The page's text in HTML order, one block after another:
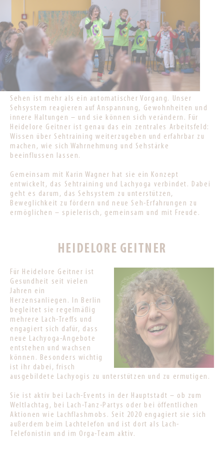
Sehen ist mehr als ein automatischer Vorgang. Unser
Sehsystem reagieren auf Anspannung, Gewohnheiten und
innere Haltungen – und sie können sich verändern. Für
Heidelore Geitner ist genau das ein zentrales Arbeitsfeld:
Wissen über Sehtraining weiterzugeben und erfahrbar zu
machen, wie sich Wahrnehmung und Sehstärke
beeinflussen lassen.
Gemeinsam mit Karin Wagner hat sie ein Konzept
entwickelt, das Sehtraining und Lachyoga verbindet. Dabei
geht es darum, das Sehsystem zu unterstützen,
Beweglichkeit zu fördern und neue Seh-Erfahrungen zu
ermöglichen – spielerisch, gemeinsam und mit Freude.
HEIDELORE GEITNER
Für Heidelore Geitner ist
Gesundheit seit vielen
Jahren ein
Herzensanliegen. In Berlin
begleitet sie regelmäßig
mehrere Lach-Treffs und
engagiert sich dafür, dass
neue Lachyoga-Angebote
entstehen und wachsen
können. Besonders wichtig
ist ihr dabei, frisch
ausgebildete Lachyogis zu unterstützen und zu ermutigen.
Sie ist aktiv bei Lach-Events in der Hauptstadt – ob zum
Weltlachtag, bei Lach-Tanz-Partys oder bei öffentlichen
Aktionen wie Lachflashmobs. Seit 2020 engagiert sie sich
außerdem beim Lachtelefon und ist dort als Lach-
Telefonistin und im Orga-Team aktiv.